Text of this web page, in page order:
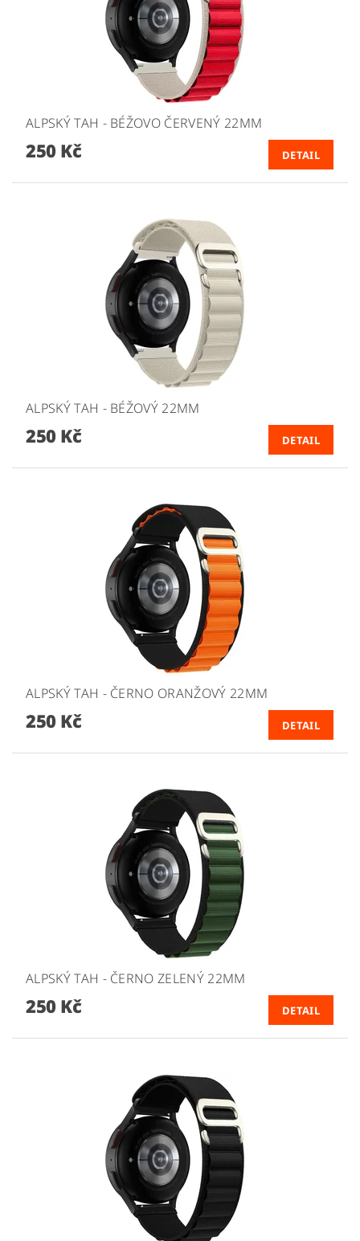
ALPSKÝ TAH - BÉŽOVO ČERVENÝ 22MM
250 Kč DETAIL
ALPSKÝ TAH - BÉŽOVÝ 22MM
250 Kč DETAIL
ALPSKÝ TAH - ČERNO ORANŽOVÝ 22MM
250 Kč DETAIL
ALPSKÝ TAH - ČERNO ZELENÝ 22MM
250 Kč DETAIL